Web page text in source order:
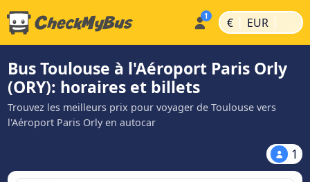
€ | EUR |
Bus Toulouse à l'Aéroport Paris Orly
(ORY): horaires et billets
Trouvez les meilleurs prix pour voyager de Toulouse vers
l'Aéroport Paris Orly en autocar
1